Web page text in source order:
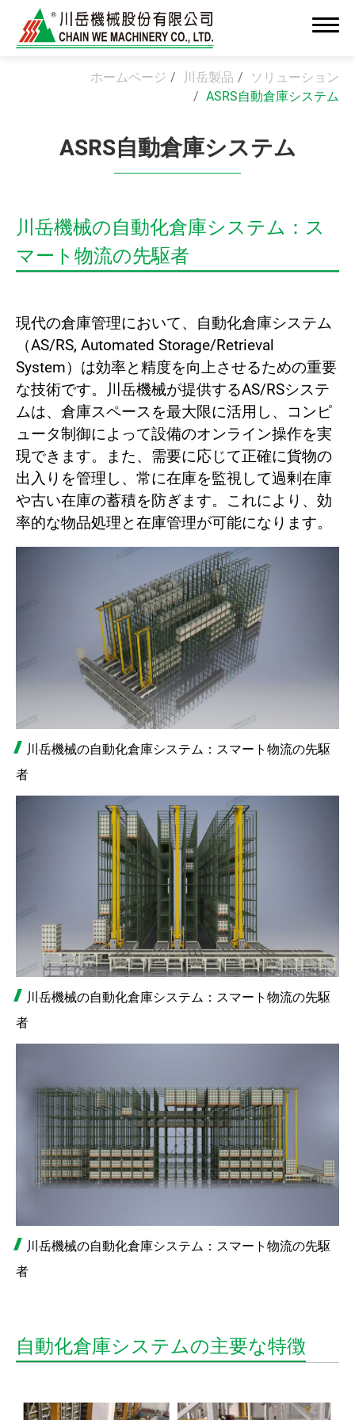
ホームページ 川岳製品
ソリューション
ASRS自動倉庫システム
ASRS自動倉庫システム
川岳機械の自動化倉庫システム：ス
マート物流の先駆者
現代の倉庫管理において、自動化倉庫システム
（AS/RS, Automated Storage/Retrieval
System）は効率と精度を向上させるための重要
な技術です。川岳機械が提供するAS/RSシステ
ムは、倉庫スペースを最大限に活用し、コンピ
ュータ制御によって設備のオンライン操作を実
現できます。また、需要に応じて正確に貨物の
出入りを管理し、常に在庫を監視して過剰在庫
や古い在庫の蓄積を防ぎます。これにより、効
率的な物品処理と在庫管理が可能になります。
川岳機械の自動化倉庫システム：スマート物流の先駆
者
川岳機械の自動化倉庫システム：スマート物流の先駆
者
川岳機械の自動化倉庫システム：スマート物流の先駆
者
自動化倉庫システムの主要な特徴
会社情報
高付加価値OEM/ODM製造
ソリューション
クリーンルーム組立システム
精密組立・インテグレーション
ASRS自動倉庫システム
走行軸（第7軸）ロボットシステム
コンベアシステムモジュール
垂直搬送機システム
ビデオゾーン
お問い合わせ
ログイン 新規登録
繁體中文 English
日本語